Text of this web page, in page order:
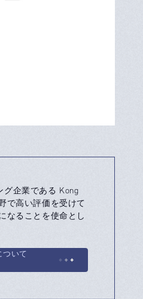
グ企業である Kong
で高い評価を受けて
なることを使命とし
ついて